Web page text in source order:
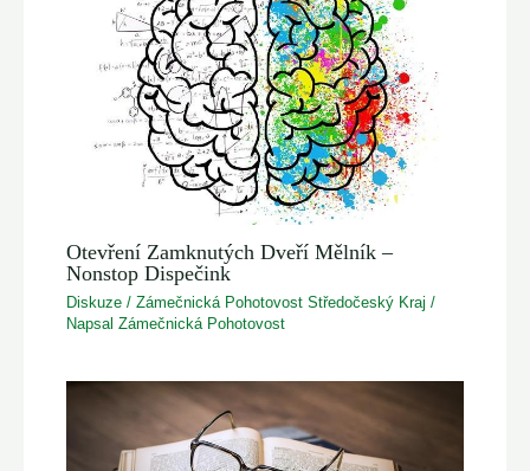
Otevření Zamknutých Dveří Mělník –
Nonstop Dispečink
Diskuze /Zámečnická Pohotovost Středočeský Kraj /
NapsalZámečnická Pohotovost